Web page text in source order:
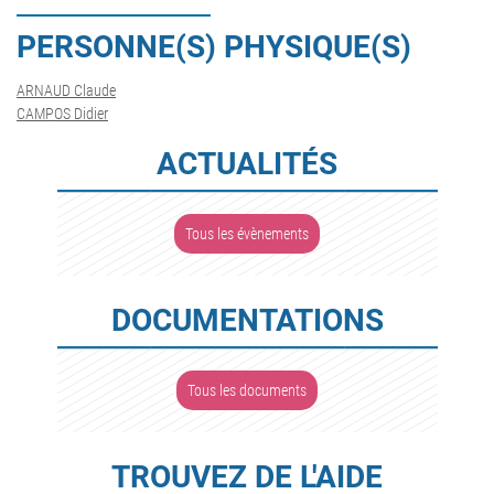
PERSONNE(S) PHYSIQUE(S)
ARNAUD Claude
CAMPOS Didier
ACTUALITÉS
Tous les évènements
DOCUMENTATIONS
Tous les documents
TROUVEZ DE L'AIDE